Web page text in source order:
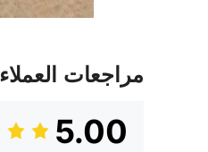
مراجعات العملاء
5.00